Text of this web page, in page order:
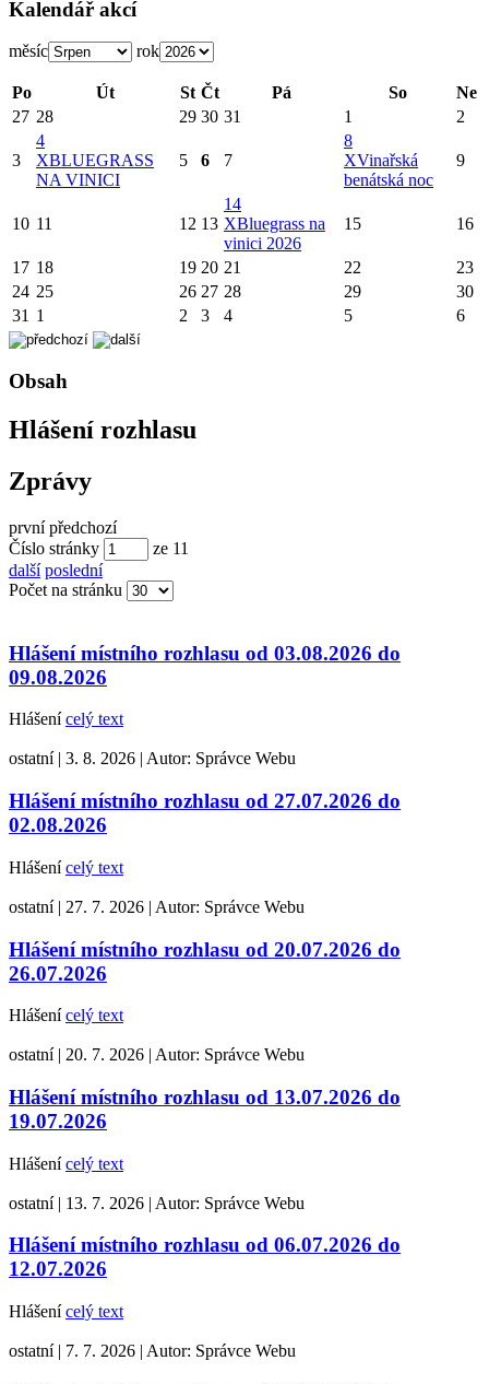
Kalendář akcí
měsíc rok
Po Út St Čt Pá So
Ne
27 28 29 30 31 1 2
3
4
XBLUEGRASS
NA VINICI
5 6 7
8
XVinařská
benátská noc
9
10 11 12 13
14
XBluegrass na
vinici 2026
15 16
17 18 19 20 21 22
23
24 25 26 27 28 29
30
31 1 2 3 4 5 6
Obsah
Hlášení rozhlasu
Zprávy
první předchozí
Číslo stránky
ze 11
další poslední
Počet na stránku
Hlášení místního rozhlasu od 03.08.2026 do
09.08.2026
Hlášenícelý text
ostatní | 3. 8. 2026 | Autor: Správce Webu
Hlášení místního rozhlasu od 27.07.2026 do
02.08.2026
Hlášenícelý text
ostatní | 27. 7. 2026 | Autor: Správce Webu
Hlášení místního rozhlasu od 20.07.2026 do
26.07.2026
Hlášenícelý text
ostatní | 20. 7. 2026 | Autor: Správce Webu
Hlášení místního rozhlasu od 13.07.2026 do
19.07.2026
Hlášenícelý text
ostatní | 13. 7. 2026 | Autor: Správce Webu
Hlášení místního rozhlasu od 06.07.2026 do
12.07.2026
Hlášenícelý text
ostatní | 7. 7. 2026 | Autor: Správce Webu